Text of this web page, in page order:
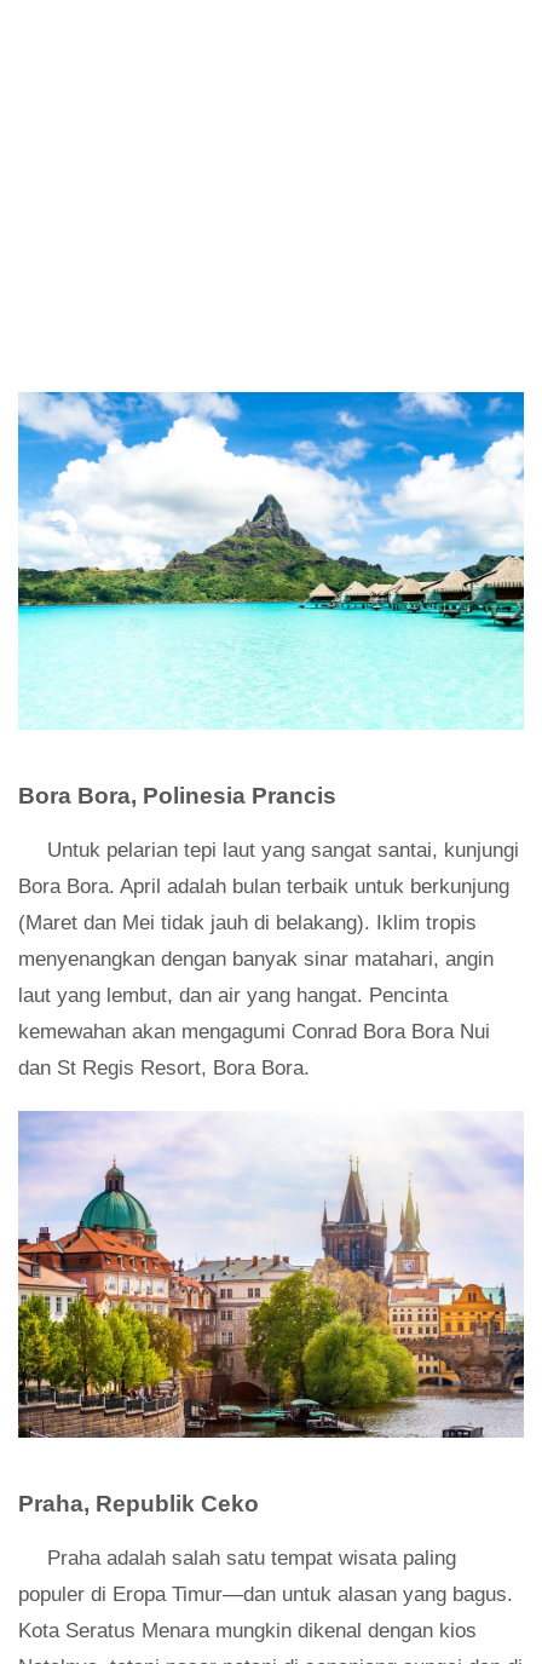
Bora Bora, Polinesia Prancis
Untuk pelarian tepi laut yang sangat santai, kunjungi
Bora Bora. April adalah bulan terbaik untuk berkunjung
(Maret dan Mei tidak jauh di belakang). Iklim tropis
menyenangkan dengan banyak sinar matahari, angin
laut yang lembut, dan air yang hangat. Pencinta
kemewahan akan mengagumi Conrad Bora Bora Nui
dan St Regis Resort, Bora Bora.
Praha, Republik Ceko
Praha adalah salah satu tempat wisata paling
populer di Eropa Timur—dan untuk alasan yang bagus.
Kota Seratus Menara mungkin dikenal dengan kios